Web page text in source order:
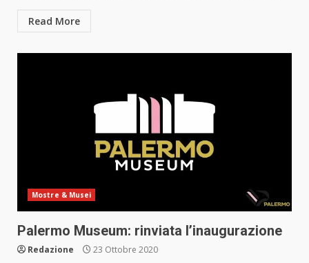
Read More
Mostre & Musei
Palermo Museum: rinviata l’inaugurazione
Redazione 23 Ottobre 2020